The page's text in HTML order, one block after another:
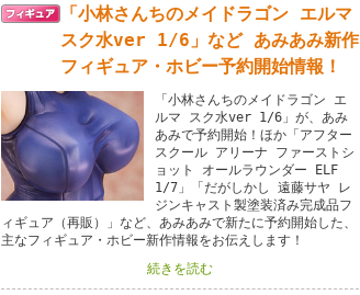
「小林さんちのメイドラゴン エルマ
スク水ver 1/6」など あみあみ新作
フィギュア・ホビー予約開始情報！
「小林さんちのメイドラゴン エ
ルマ スク水ver 1/6」が、あみ
あみで予約開始！ほか「アフター
スクール アリーナ ファーストシ
ョット オールラウンダー ELF
1/7」「だがしかし 遠藤サヤ レ
ジンキャスト製塗装済み完成品フ
ィギュア（再販）」など、あみあみで新たに予約開始した、
主なフィギュア・ホビー新作情報をお伝えします！
続きを読む